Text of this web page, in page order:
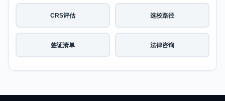
CRS评估 选校路径
签证清单 法律咨询